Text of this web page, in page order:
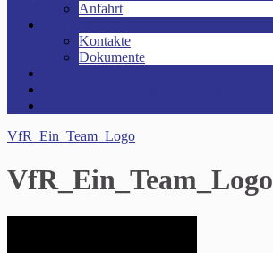
Anfahrt
Kontakte
Dokumente
VfR_Ein_Team_Logo
VfR_Ein_Team_Logo